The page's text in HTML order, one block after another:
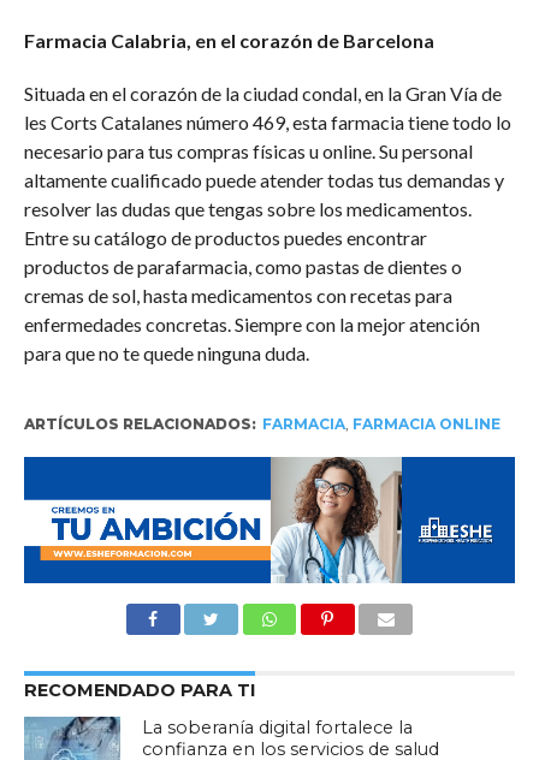
Farmacia Calabria, en el corazón de Barcelona
Situada en el corazón de la ciudad condal, en la Gran Vía de
les Corts Catalanes número 469, esta farmacia tiene todo lo
necesario para tus compras físicas u online. Su personal
altamente cualificado puede atender todas tus demandas y
resolver las dudas que tengas sobre los medicamentos.
Entre su catálogo de productos puedes encontrar
productos de parafarmacia, como pastas de dientes o
cremas de sol, hasta medicamentos con recetas para
enfermedades concretas. Siempre con la mejor atención
para que no te quede ninguna duda.
ARTÍCULOS RELACIONADOS: FARMACIA, FARMACIA ONLINE
RECOMENDADO PARA TI
La soberanía digital fortalece la
confianza en los servicios de salud